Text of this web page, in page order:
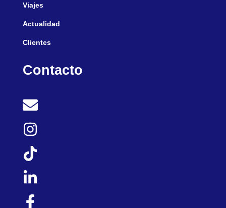
Viajes
Actualidad
Clientes
Contacto